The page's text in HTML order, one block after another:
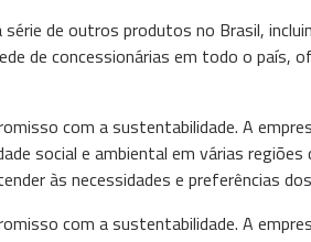
de outros produtos no Brasil,
de concessionárias em todo o país,
com a sustentabilidade. A
social e ambiental em várias
às necessidades e preferências
com a sustentabilidade. A